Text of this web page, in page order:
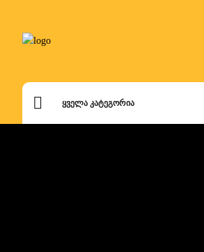
ᲧᲕᲔᲚᲐ ᲙᲐᲢᲔᲒᲝᲠᲘᲐ